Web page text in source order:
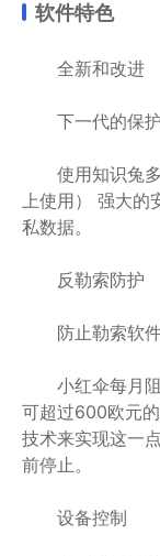
软件特色
全新和改进
下一代的保护
使用知识兔多
上使用） 强大的
私数据。
反勒索防护
防止勒索软件
小红伞每月阻
可超过600欧元
技术来实现这一
前停止。
设备控制